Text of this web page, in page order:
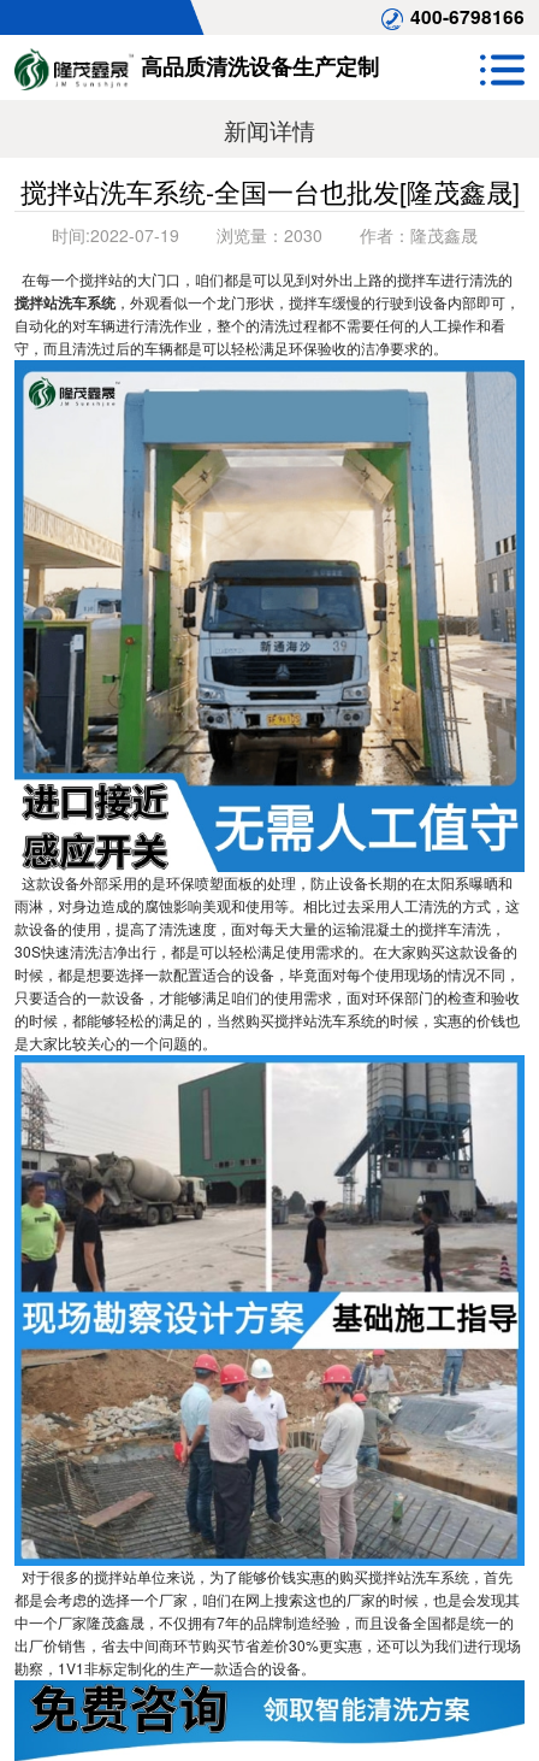
400-6798166
高品质清洗设备生产定制
新闻详情
搅拌站洗车系统-全国一台也批发[隆茂鑫晟]
时间:2022-07-19 浏览量： 2030 作者： 隆茂鑫晟
在每一个搅拌站的大门口，咱们都是可以见到对外出上路的搅拌车进行清洗的
搅拌站洗车系统，外观看似一个龙门形状，搅拌车缓慢的行驶到设备内部即可，
自动化的对车辆进行清洗作业，整个的清洗过程都不需要任何的人工操作和看
守，而且清洗过后的车辆都是可以轻松满足环保验收的洁净要求的。
这款设备外部采用的是环保喷塑面板的处理，防止设备长期的在太阳系曝晒和
雨淋，对身边造成的腐蚀影响美观和使用等。相比过去采用人工清洗的方式，这
款设备的使用，提高了清洗速度，面对每天大量的运输混凝土的搅拌车清洗，
30S快速清洗洁净出行，都是可以轻松满足使用需求的。在大家购买这款设备的
时候，都是想要选择一款配置适合的设备，毕竟面对每个使用现场的情况不同，
只要适合的一款设备，才能够满足咱们的使用需求，面对环保部门的检查和验收
的时候，都能够轻松的满足的，当然购买搅拌站洗车系统的时候，实惠的价钱也
是大家比较关心的一个问题的。
对于很多的搅拌站单位来说，为了能够价钱实惠的购买搅拌站洗车系统，首先
都是会考虑的选择一个厂家，咱们在网上搜索这也的厂家的时候，也是会发现其
中一个厂家隆茂鑫晟，不仅拥有7年的品牌制造经验，而且设备全国都是统一的
出厂价销售，省去中间商环节购买节省差价30%更实惠，还可以为我们进行现场
勘察，1V1非标定制化的生产一款适合的设备。